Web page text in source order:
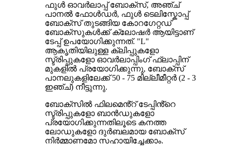
ഫുൾ ഓവർലാപ്പ് ബോക്സ്, അഞ്ച്
പാനൽ ഫോൾഡർ, ഫുൾ ടെലിസ്കോപ്പ്
ബോക്സ് തുടങ്ങിയ കോറഗേറ്റഡ്
ബോക്സുകൾക്ക് ക്ലോഷർ ആയിട്ടാണ്
ടേപ്പ് ഉപയോഗിക്കുന്നത്. "L"
ആകൃതിയിലുള്ള ക്ലിപ്പുകളോ
സ്ട്രിപ്പുകളോ ഓവർലാപ്പിംഗ് ഫ്ലാപ്പിന്
മുകളിൽ പ്രയോഗിക്കുന്നു, ബോക്സ്
പാനലുകളിലേക്ക് 50 - 75 മില്ലീമീറ്റർ (2 - 3
ഇഞ്ച്) നീട്ടുന്നു.
ബോക്സിൽ ഫിലമെൻ്റ് ടേപ്പിൻ്റെ
സ്ട്രിപ്പുകളോ ബാൻഡുകളോ
പ്രയോഗിക്കുന്നതിലൂടെ കനത്ത
ലോഡുകളോ ദുർബലമായ ബോക്സ്
നിർമ്മാണമോ സഹായിച്ചേക്കാം.